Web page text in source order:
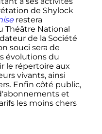
de Shylock
restera
Théâtre National
de la Société
souci sera de
évolutions du
le répertoire aux
vivants, ainsi
Enfin côté public,
et
les moins chers